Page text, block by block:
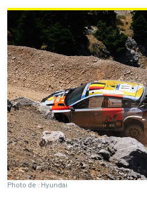
Photo de : Hyundai